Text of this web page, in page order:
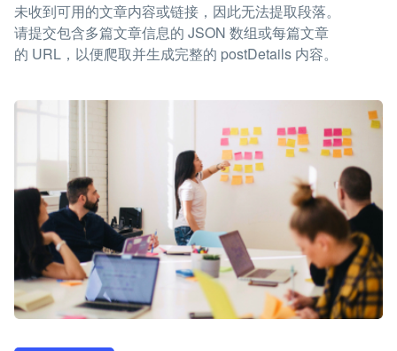
未收到可用的文章内容或链接，因此无法提取段落。
请提交包含多篇文章信息的 JSON 数组或每篇文章
的 URL，以便爬取并生成完整的 postDetails 内容。